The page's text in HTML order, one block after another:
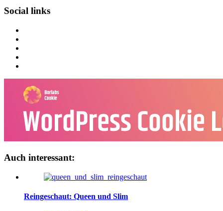
Social links
Auch interessant:
Reingeschaut: Queen und Slim